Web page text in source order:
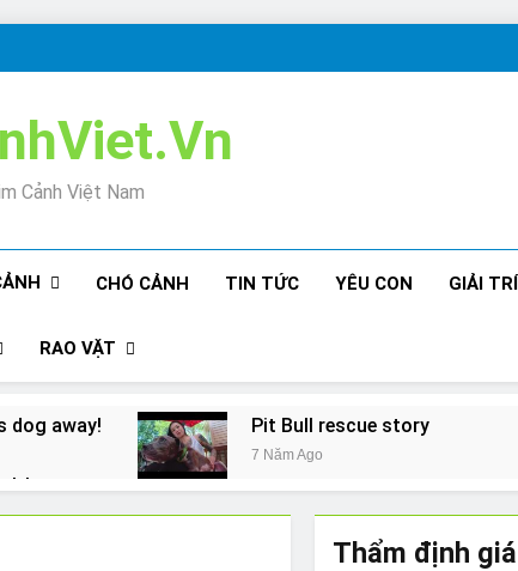
Cảnh Việt Nam
CHÓ CẢNH TIN TỨC YÊU CON GIẢI TRÍ
RAO VẶT
dog away! Pit Bull rescue story
7 Năm Ago
It!
here’s why! Thẩm định giá